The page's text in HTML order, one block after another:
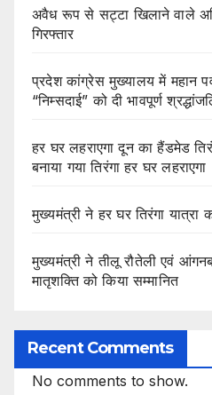
अवैध रूप से सट्टा खिलाने वाले
गिरफ्तार
प्रदेश कांग्रेस मुख्यालय में महान
“निम्सदाई” को दी भावपूर्ण
हर घर लहराएगा दून का हैंडमेड
बनाया गया तिरंगा हर घर लहराएगा
मुख्यमंत्री ने हर घर तिरंगा यात्रा
मुख्यमंत्री ने तीलू रौतेली एवं
मातृशक्ति को किया सम्मानित
Recent Comments
No comments to show.